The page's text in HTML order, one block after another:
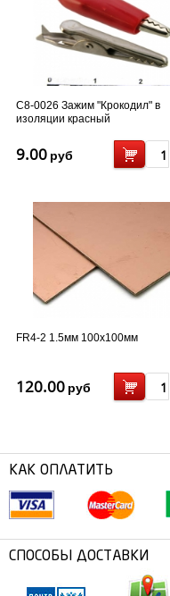
С8-0026 Зажим "Крокодил" в
изоляции красный
9.00 руб
FR4-2 1.5мм 100x100мм
120.00 руб
КАК ОПЛАТИТЬ
СПОСОБЫ ДОСТАВКИ